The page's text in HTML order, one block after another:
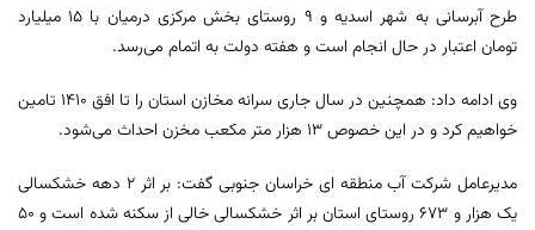
طرح آبرسانی به شهر اسدیه و ۹ روستای بخش مرکزی درمیان با ۱۵ میلیارد
تومان اعتبار در حال انجام است و هفته دولت به اتمام می‌رسد.
وی ادامه داد: همچنین در سال جاری سرانه مخازن استان را تا افق ۱۴۱۰ تامین
خواهیم کرد و در این خصوص ۱۳ هزار متر مکعب مخزن احداث می‌شود.
مدیرعامل شرکت آب منطقه ای خراسان جنوبی گفت: بر اثر ۲ دهه خشکسالی
یک هزار و ۶۷۳ روستای استان بر اثر خشکسالی خالی از سکنه شده است و ۵۰